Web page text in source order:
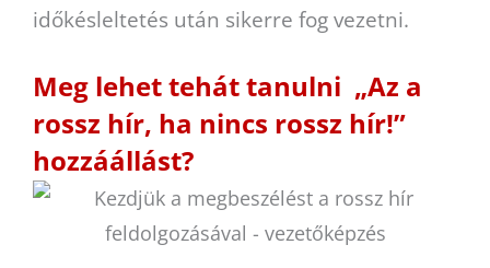
időkésleltetés után sikerre fog vezetni.
Meg lehet tehát tanulni „Az a
rossz hír, ha nincs rossz hír!”
hozzáállást?